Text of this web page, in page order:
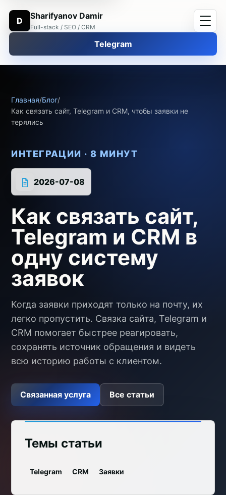
D Sharifyanov Damir
Full-stack / SEO / CRM
Telegram
Главная/Блог/
Как связать сайт, Telegram и CRM, чтобы заявки не
терялись
ИНТЕГРАЦИИ · 8 МИНУТ
2026-07-08
Как связать сайт,
Telegram и CRM в
одну систему
заявок
Когда заявки приходят только на почту, их
легко пропустить. Связка сайта, Telegram и
CRM помогает быстрее реагировать,
сохранять источник обращения и видеть
всю историю работы с клиентом.
Связанная услуга Все статьи
Темы статьи
Telegram CRM Заявки